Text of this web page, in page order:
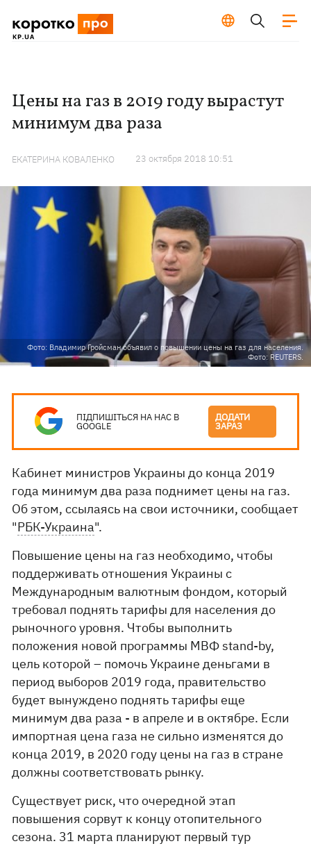
Цены на газ в 2019 году вырастут
минимум два раза
ЕКАТЕРИНА КОВАЛЕНКО 23 октября 2018 10:51
Фото: Владимир Гройсман объявил о повышении цены на газ для населения.
Фото: REUTERS.
ПІДПИШІТЬСЯ НА НАС В
GOOGLE
ДОДАТИ
ЗАРАЗ
Кабинет министров Украины до конца 2019
года минимум два раза поднимет цены на газ.
Об этом, ссылаясь на свои источники, сообщает
"РБК-Украина".
Повышение цены на газ необходимо, чтобы
поддерживать отношения Украины с
Международным валютным фондом, который
требовал поднять тарифы для населения до
рыночного уровня. Чтобы выполнить
положения новой программы МВФ stand-by,
цель которой – помочь Украине деньгами в
период выборов 2019 года, правительство
будет вынуждено поднять тарифы еще
минимум два раза - в апреле и в октябре. Если
импортная цена газа не сильно изменятся до
конца 2019, в 2020 году цены на газ в стране
должны соответствовать рынку.
Существует риск, что очередной этап
повышения сорвут к концу отопительного
сезона. 31 марта планируют первый тур